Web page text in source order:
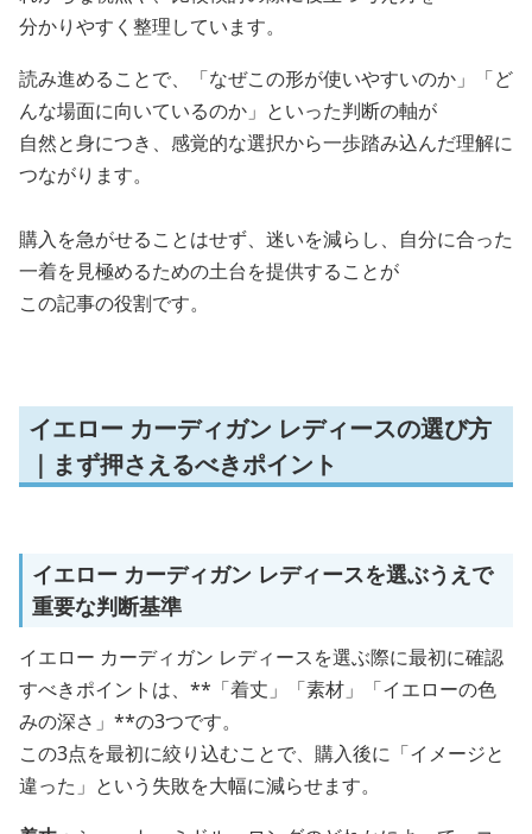
分かりやすく整理しています。
読み進めることで、「なぜこの形が使いやすいのか」「ど
んな場面に向いているのか」といった判断の軸が
自然と身につき、感覚的な選択から一歩踏み込んだ理解に
つながります。
購入を急がせることはせず、迷いを減らし、自分に合った
一着を見極めるための土台を提供することが
この記事の役割です。
イエロー カーディガン レディースの選び方
｜まず押さえるべきポイント
イエロー カーディガン レディースを選ぶうえで
重要な判断基準
イエロー カーディガン レディースを選ぶ際に最初に確認
すべきポイントは、**「着丈」「素材」「イエローの色
みの深さ」**の3つです。
この3点を最初に絞り込むことで、購入後に「イメージと
違った」という失敗を大幅に減らせます。